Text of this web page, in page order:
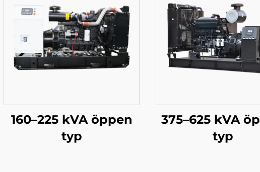
160–225 kVA öppen
typ
375–625 kVA
typ